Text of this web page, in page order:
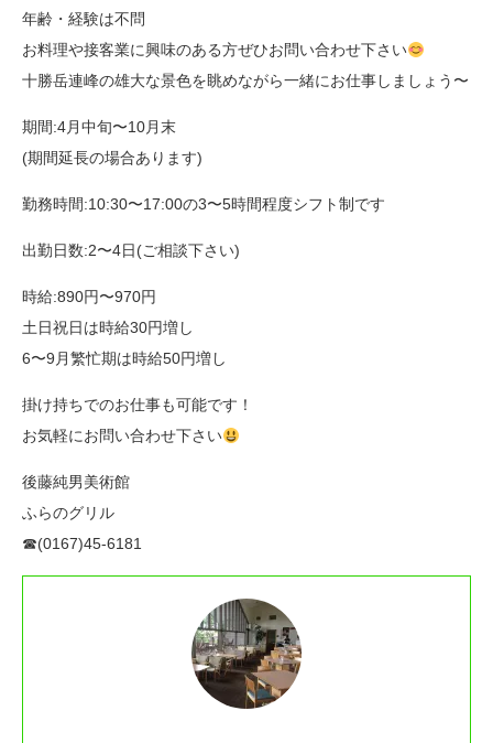
年齢・経験は不問
お料理や接客業に興味のある方ぜひお問い合わせ下さい
十勝岳連峰の雄大な景色を眺めながら一緒にお仕事しましょう〜
期間:4月中旬〜10月末
(期間延長の場合あります)
勤務時間:10:30〜17:00の3〜5時間程度シフト制です
出勤日数:2〜4日(ご相談下さい)
時給:890円〜970円
土日祝日は時給30円増し
6〜9月繁忙期は時給50円増し
掛け持ちでのお仕事も可能です！
お気軽にお問い合わせ下さい
後藤純男美術館
ふらのグリル
☎︎(0167)45-6181